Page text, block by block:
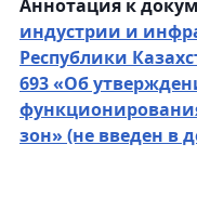
Аннотация к
индустрии и
Республики
693 «Об
зон» (не введен в